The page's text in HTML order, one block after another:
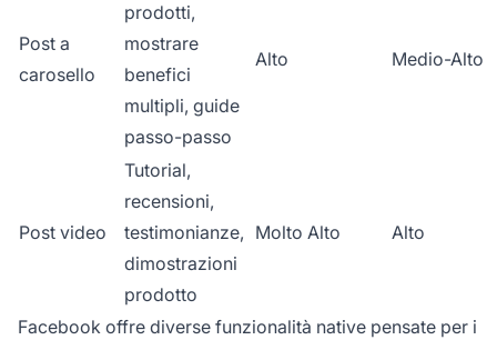
Post a
carosello
prodotti,
mostrare
benefici
multipli, guide
passo-passo
Alto Medio-Alto
Post video
Tutorial,
recensioni,
testimonianze,
dimostrazioni
prodotto
Molto Alto Alto
Facebook offre diverse funzionalità native pensate per i